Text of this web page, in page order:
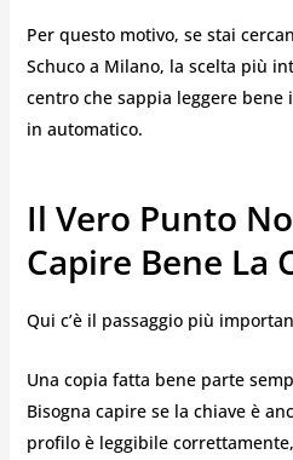
Per questo motivo, se stai
Schuco a Milano, la scelta più
centro che sappia leggere
in automatico.
Il Vero Punto
Capire Bene La
Qui c’è il passaggio più
Una copia fatta bene parte
Bisogna capire se la chiave è
profilo è leggibile